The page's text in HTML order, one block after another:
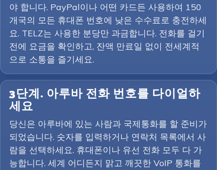
야 합니다. PayPal이나 어떤 카드든 사용하여 150
개국의 모든 휴대폰 번호에 낮은 수수료로 충전하세
요. TELZ는 사용한 분당만 과금합니다. 전화를 걸기
전에 요금을 확인하고, 잔액 만료일 없이 전세계적
으로 소통을 즐기세요.
3단계. 아루바 전화 번호를 다이얼하
세요
당신은 아루바에 있는 사람과 국제통화를 할 준비가
되었습니다. 숫자를 입력하거나 연락처 목록에서 사
람을 선택하세요. 휴대폰이나 유선 전화 모두 다 가
능합니다. 세계 어디든지 맑고 깨끗한 VoIP 통화를